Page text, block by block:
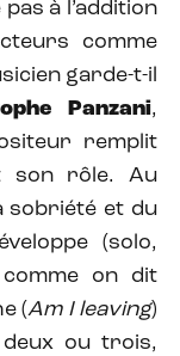
à l’addition
comme
garde-t-il
Panzani,
remplit
son rôle. Au
sobriété et du
(solo,
on dit
(Am I leaving)
ou trois,